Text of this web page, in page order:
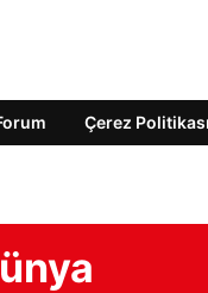
Çerez Politikası